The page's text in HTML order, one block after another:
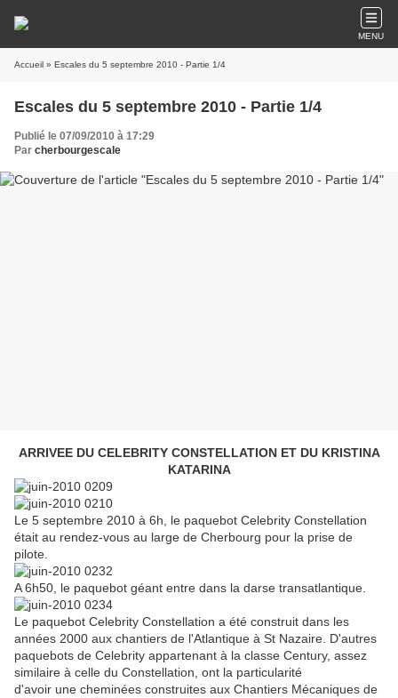
MENU
Accueil » Escales du 5 septembre 2010 - Partie 1/4
Escales du 5 septembre 2010 - Partie 1/4
Publié le 07/09/2010 à 17:29
Par cherbourgescale
ARRIVEE DU CELEBRITY CONSTELLATION ET DU KRISTINA
KATARINA
Le 5 septembre 2010 à 6h, le paquebot Celebrity Constellation
était au rendez-vous au large de Cherbourg pour la prise de
pilote.
A 6h50, le paquebot géant entre dans la darse transatlantique.
Le paquebot Celebrity Constellation a été construit dans les
années 2000 aux chantiers de l'Atlantique à St Nazaire . D'autres
paquebots de Celebrity appartenant à la classe Century, assez
similaire à celle du Constellation, ont la particularité
d'avoir une cheminées construites aux Chantiers Mécaniques de